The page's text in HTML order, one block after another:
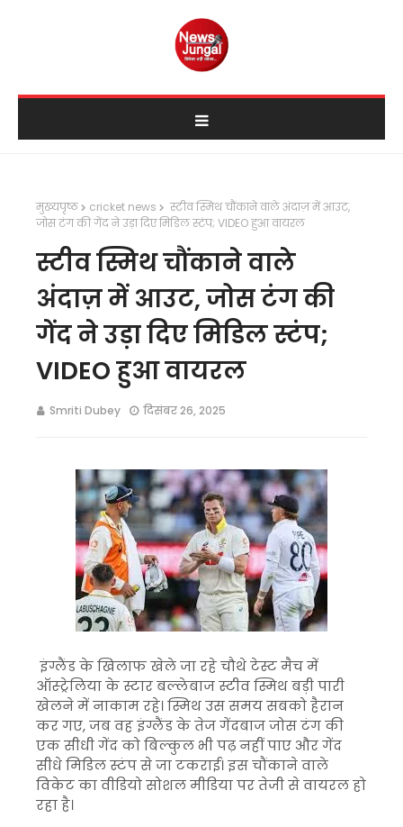
मुख्यपृष्ठ cricket news
स्टीव स्मिथ चौंकाने वाले अंदाज़ में आउट,
जोस टंग की गेंद ने उड़ा दिए मिडिल स्टंप; VIDEO हुआ वायरल
स्टीव स्मिथ चौंकाने वाले
अंदाज़ में आउट, जोस टंग की
गेंद ने उड़ा दिए मिडिल स्टंप;
VIDEO हुआ वायरल
Smriti Dubey दिसंबर 26, 2025
इंग्लैंड के खिलाफ खेले जा रहे चौथे टेस्ट मैच में
ऑस्ट्रेलिया के स्टार बल्लेबाज स्टीव स्मिथ बड़ी पारी
खेलने में नाकाम रहे। स्मिथ उस समय सबको हैरान
कर गए, जब वह इंग्लैंड के तेज गेंदबाज जोस टंग की
एक सीधी गेंद को बिल्कुल भी पढ़ नहीं पाए और गेंद
सीधे मिडिल स्टंप से जा टकराई। इस चौंकाने वाले
विकेट का वीडियो सोशल मीडिया पर तेजी से वायरल हो
रहा है।